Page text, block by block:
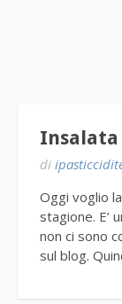
di
Oggi voglio
stagione. E’
non ci sono
sul blog.